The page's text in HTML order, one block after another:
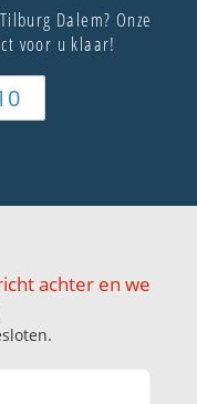
Dalem? Onze
voor u klaar!
achter en we